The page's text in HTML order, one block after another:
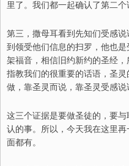
里了。我们都一起确认了第二个
第三，撒母耳看到先知们受感
到领受他们信息的扫罗，他也
架福音，相信旧约新约的圣经
指教我们的很重要的话语，圣
做，靠圣灵而说，靠圣灵受感说
这三个证据是要做圣徒的，要
认的事。所以，今天我在这里
面都有。